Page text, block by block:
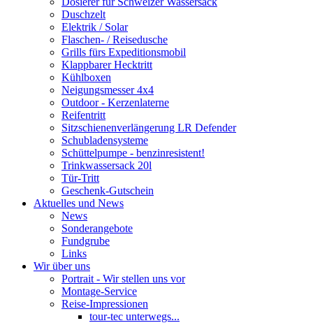
Duschzelt
Elektrik / Solar
Flaschen- / Reisedusche
Grills fürs Expeditionsmobil
Klappbarer Hecktritt
Kühlboxen
Neigungsmesser 4x4
Outdoor - Kerzenlaterne
Reifentritt
Sitzschienenverlängerung LR Defender
Schubladensysteme
Schüttelpumpe - benzinresistent!
Trinkwassersack 20l
Tür-Tritt
Geschenk-Gutschein
Aktuelles und News
News
Sonderangebote
Fundgrube
Links
Wir über uns
Portrait - Wir stellen uns vor
Montage-Service
Reise-Impressionen
tour-tec unterwegs...